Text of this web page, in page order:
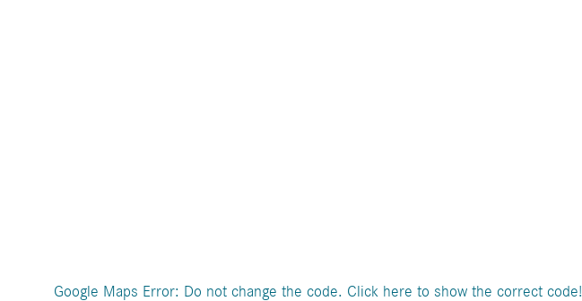
Google Maps Error: Do not change the code. Click here to show the correct code!